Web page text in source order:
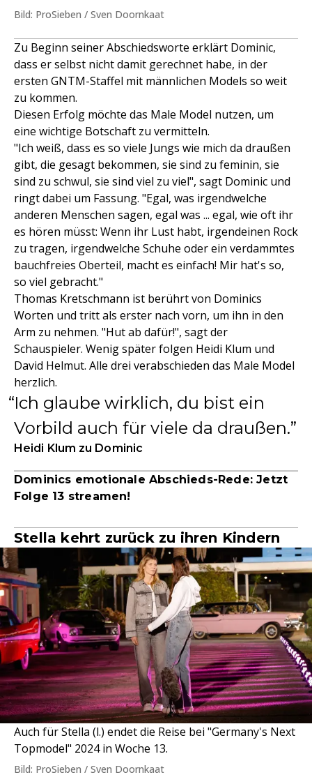
Bild: ProSieben / Sven Doornkaat
Zu Beginn seiner Abschiedsworte erklärt Dominic,
dass er selbst nicht damit gerechnet habe, in der
ersten GNTM-Staffel mit männlichen Models so weit
zu kommen.
Diesen Erfolg möchte das Male Model nutzen, um
eine wichtige Botschaft zu vermitteln.
"Ich weiß, dass es so viele Jungs wie mich da draußen
gibt, die gesagt bekommen, sie sind zu feminin, sie
sind zu schwul, sie sind viel zu viel", sagt Dominic und
ringt dabei um Fassung. "Egal, was irgendwelche
anderen Menschen sagen, egal was ... egal, wie oft ihr
es hören müsst: Wenn ihr Lust habt, irgendeinen Rock
zu tragen, irgendwelche Schuhe oder ein verdammtes
bauchfreies Oberteil, macht es einfach! Mir hat's so,
so viel gebracht."
Thomas Kretschmann ist berührt von Dominics
Worten und tritt als erster nach vorn, um ihn in den
Arm zu nehmen. "Hut ab dafür!", sagt der
Schauspieler. Wenig später folgen Heidi Klum und
David Helmut. Alle drei verabschieden das Male Model
herzlich.
Ich glaube wirklich, du bist ein
Vorbild auch für viele da draußen.
Heidi Klum zu Dominic
Dominics emotionale Abschieds-Rede: Jetzt
Folge 13 streamen!
Stella kehrt zurück zu ihren Kindern
Auch für Stella (l.) endet die Reise bei "Germany's Next
Topmodel" 2024 in Woche 13.
Bild: ProSieben / Sven Doornkaat